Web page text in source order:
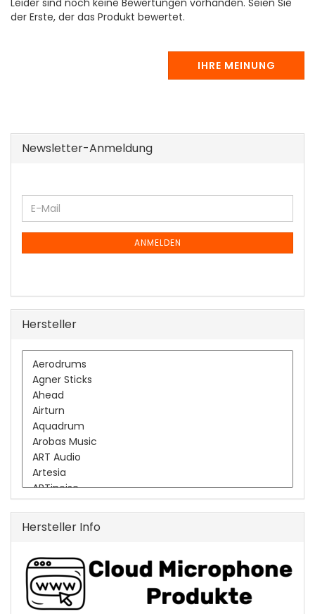
Leider sind noch keine Bewertungen vorhanden. Seien Sie
der Erste, der das Produkt bewertet.
IHRE MEINUNG
Newsletter-Anmeldung
WEITER
ZUR
NEWSLETTER-
E-
Mail
ANMELDEN
Hersteller
Hersteller Info